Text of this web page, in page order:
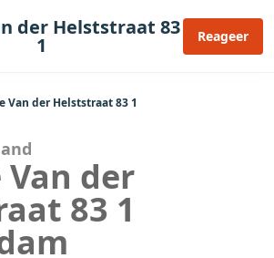
der Helststraat 83
1 Reageer
Van der Helststraat 83 1
Van der
83 1